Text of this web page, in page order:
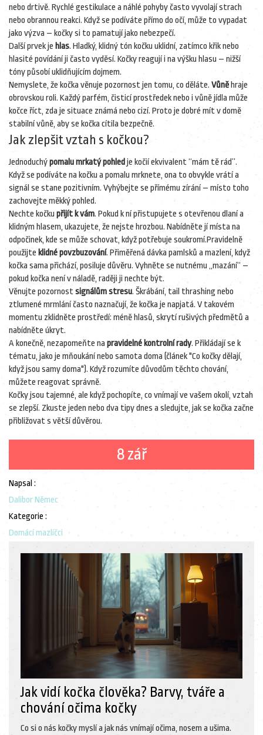
nebo drtivě. Rychlé gestikulace a náhlé pohyby často vyvolají strach
nebo obrannou reakci. Když se podíváte přímo do očí, může to vypadat
jako výzva – kočky si to pamatují jako nebezpečí.
Další prvek je hlas. Hladký, klidný tón kočku uklidní, zatímco křik nebo
hlasité povídání ji často vyděsí. Kočky reagují i na výšku hlasu – nižší
tóny působí uklidňujícím dojmem.
Nemyslete, že kočka věnuje pozornost jen tomu, co děláte. Vůně hraje
obrovskou roli. Každý parfém, čisticí prostředek nebo i vůně jídla může
kočce říct, zda je situace známá nebo cizí. Proto je dobré mít v domě
stabilní vůně, aby se kočka cítila bezpečně.
Jak zlepšit vztah s kočkou?
Jednoduchýpomalu mrkatý pohled je kočií ekvivalent “mám tě rád”.
Když se podíváte na kočku a pomalu mrknete, ona to obvykle vrátí a
signál se stane pozitivním. Vyhýbejte se přímému zírání – místo toho
zachovejte měkký pohled.
Nechte kočku přijít k vám. Pokud k ní přistupujete s otevřenou dlaní a
klidným hlasem, ukazujete, že nejste hrozbou. Nabídněte jí místa na
odpočinek, kde se může schovat, když potřebuje soukromí.Pravidelně
použijte klidné povzbuzování. Přiměřená dávka pamlsků a mazlení, když
kočka sama přichází, posiluje důvěru. Vyhněte se nutnému „mazání“ –
pokud kočka není v náladě, raději ji nechte být.
Věnujte pozornostsignálům stresu. Škrábání, tail thrashing nebo
ztlumené mrmlání často naznačují, že kočka je napjatá. V takovém
momentu zklidněte prostředí: méně hlasů, skrytí rušivých předmětů a
nabídněte úkryt.
A konečně, nezapomeňte na pravidelné kontrolní rady. Přikládají se k
tématu, jako je mňoukání nebo samota doma (článek "Co kočky dělají,
když jsou samy doma"). Když rozumíte důvodům těchto chování,
můžete reagovat správně.
Kočky jsou tajemné, ale když pochopíte, co vnímají ve vašem okolí, vztah
se zlepší. Zkuste jeden nebo dva tipy dnes a sledujte, jak se kočka začne
přibližovat s větší důvěrou.
8 zář
Napsal :
Dalibor Němec
Kategorie :
Domácí mazlíčci
Jak vidí kočka člověka? Barvy, tváře a
chování očima kočky
Co si o nás kočky myslí a jak nás vnímají očima, nosem a ušima.